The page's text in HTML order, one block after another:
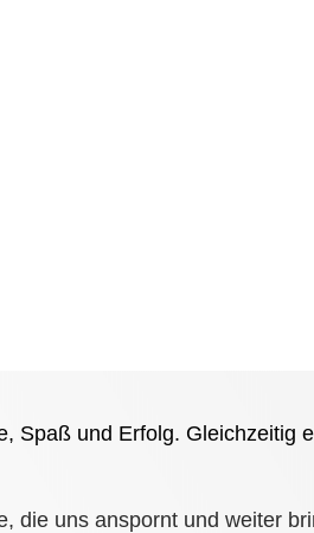
Spaß und Erfolg. Gleichzeitig
die uns anspornt und weiter